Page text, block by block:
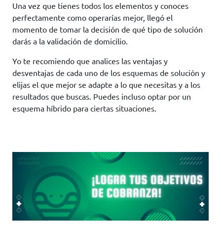
Una vez que tienes todos los elementos y conoces
perfectamente como operarías mejor, llegó el
momento de tomar la decisión de qué tipo de solución
darás a la validación de domicilio.
Yo te recomiendo que analices las ventajas y
desventajas de cada uno de los esquemas de solución y
elijas el que mejor se adapte a lo que necesitas y a los
resultados que buscas. Puedes incluso optar por un
esquema híbrido para ciertas situaciones.